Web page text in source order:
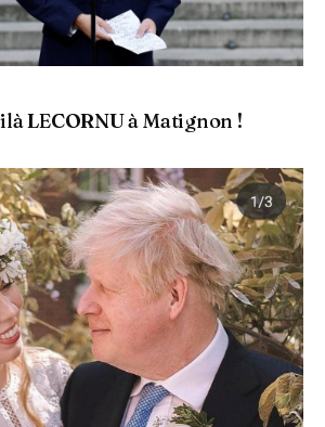
LECORNU à Matignon !